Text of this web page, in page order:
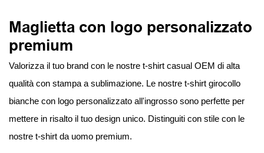
Maglietta con logo personalizzato
premium
Valorizza il tuo brand con le nostre t-shirt casual OEM di alta
qualità con stampa a sublimazione. Le nostre t-shirt girocollo
bianche con logo personalizzato all'ingrosso sono perfette per
mettere in risalto il tuo design unico. Distinguiti con stile con le
nostre t-shirt da uomo premium.